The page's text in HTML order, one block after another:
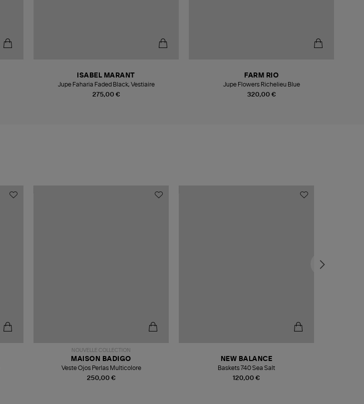
275,00 €
ISABEL MARANT
Jupe Faharia Faded Black, Vestiaire
320,00 €
FARM RIO
Jupe Flowers Richelieu Blue
NOUVELLE COLLECTION
250,00 €
MAISON BADIGO
Veste Ojos Perlas Multicolore
120,00 €
NEW BALANCE
Baskets 740 Sea Salt